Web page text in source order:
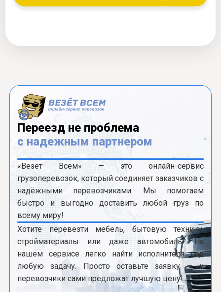
Переезд не проблема
с надежным партнером
«Везёт Всем» — это онлайн-сервис
грузоперевозок, который соединяет заказчиков с
надёжными перевозчиками. Мы помогаем
быстро и выгодно доставить любой груз по
всему миру!
Хотите перевезти мебель, бытовую технику,
стройматериалы или даже автомобиль? На
нашем сервисе легко найти исполнителя под
любую задачу. Просто оставьте заявку — и
перевозчики сами предложат лучшую цену!